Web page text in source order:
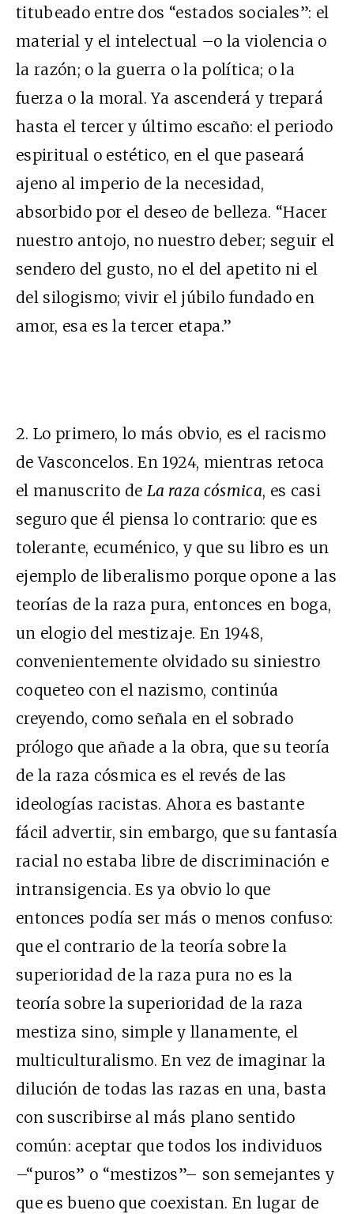
titubeado entre dos “estados sociales”: el
material y el intelectual –o la violencia o
la razón; o la guerra o la política; o la
fuerza o la moral. Ya ascenderá y trepará
hasta el tercer y último escaño: el periodo
espiritual o estético, en el que paseará
ajeno al imperio de la necesidad,
absorbido por el deseo de belleza. “Hacer
nuestro antojo, no nuestro deber; seguir el
sendero del gusto, no el del apetito ni el
del silogismo; vivir el júbilo fundado en
amor, esa es la tercer etapa.”
2. Lo primero, lo más obvio, es el racismo
de Vasconcelos. En 1924, mientras retoca
el manuscrito de La raza cósmica, es casi
seguro que él piensa lo contrario: que es
tolerante, ecuménico, y que su libro es un
ejemplo de liberalismo porque opone a las
teorías de la raza pura, entonces en boga,
un elogio del mestizaje. En 1948,
convenientemente olvidado su siniestro
coqueteo con el nazismo, continúa
creyendo, como señala en el sobrado
prólogo que añade a la obra, que su teoría
de la raza cósmica es el revés de las
ideologías racistas. Ahora es bastante
fácil advertir, sin embargo, que su fantasía
racial no estaba libre de discriminación e
intransigencia. Es ya obvio lo que
entonces podía ser más o menos confuso:
que el contrario de la teoría sobre la
superioridad de la raza pura no es la
teoría sobre la superioridad de la raza
mestiza sino, simple y llanamente, el
multiculturalismo. En vez de imaginar la
dilución de todas las razas en una, basta
con suscribirse al más plano sentido
común: aceptar que todos los individuos
–“puros” o “mestizos”– son semejantes y
que es bueno que coexistan. En lugar de